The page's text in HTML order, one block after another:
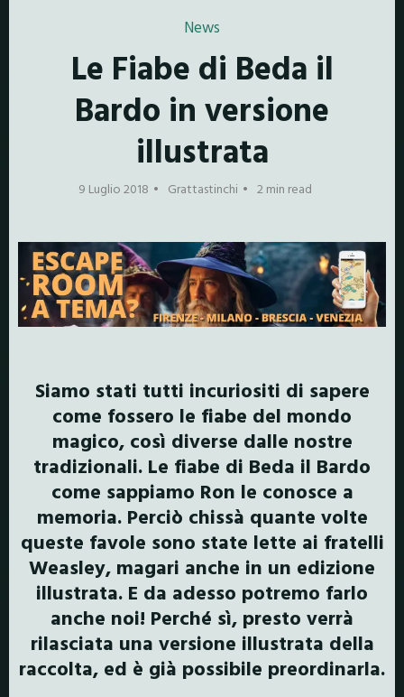
News
Le Fiabe di Beda il
Bardo in versione
illustrata
9 Luglio 2018 Grattastinchi 2 min read
Siamo stati tutti incuriositi di sapere
come fossero le fiabe del mondo
magico, così diverse dalle nostre
tradizionali. Le fiabe di Beda il Bardo
come sappiamo Ron le conosce a
memoria. Perciò chissà quante volte
queste favole sono state lette ai fratelli
Weasley, magari anche in un edizione
illustrata. E da adesso potremo farlo
anche noi! Perché sì, presto verrà
rilasciata una versione illustrata della
raccolta, ed è già possibile preordinarla.